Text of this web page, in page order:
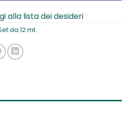
alla lista dei desideri
da 12 mt.